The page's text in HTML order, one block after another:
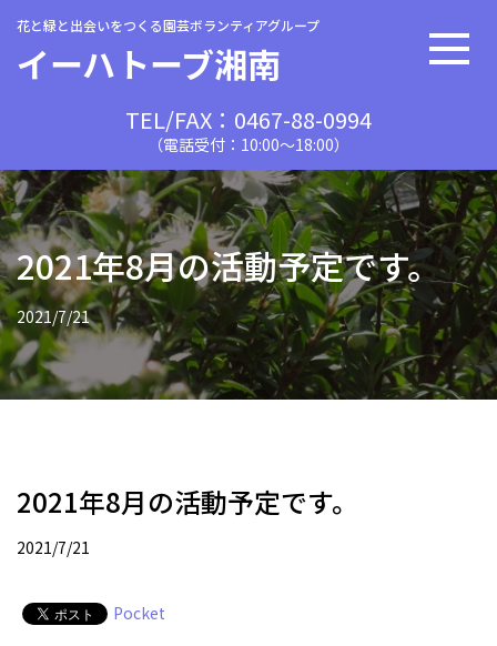
花と緑と出会いをつくる園芸ボランティアグループ
イーハトーブ湘南
TEL/FAX：0467-88-0994
（電話受付：10:00〜18:00）
2021年8月の活動予定です。
2021/7/21
2021年8月の活動予定です。
2021/7/21
Pocket